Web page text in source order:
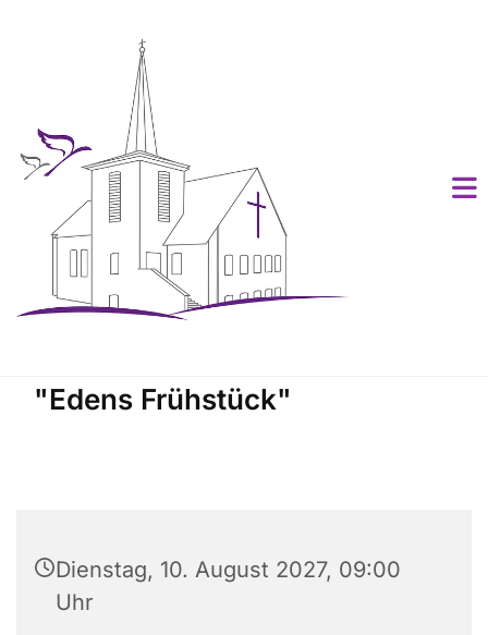
"Edens Frühstück"
Dienstag, 10. August 2027, 09:00
Uhr